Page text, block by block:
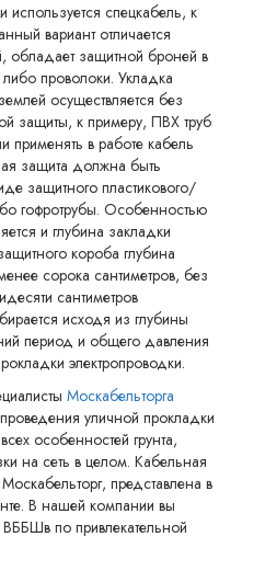
спецкабель, к
вариант отличается
обладает защитной броней в
проволоки. Укладка
осуществляется без
защиты, к примеру, ПВХ труб
применять в работе кабель
защита должна быть
защитного пластикового/
гофротрубы. Особенностью
и глубина закладки
короба глубина
сорока сантиметров, без
сантиметров
исходя из глубины
период и общего давления
электропроводки.
Москабельторга
уличной прокладки
особенностей грунта,
на сеть в целом. Кабельная
представлена в
В нашей компании вы
ВББШв по привлекательной